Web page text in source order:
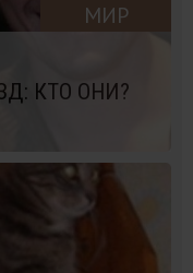
МИР
КТО ОНИ?